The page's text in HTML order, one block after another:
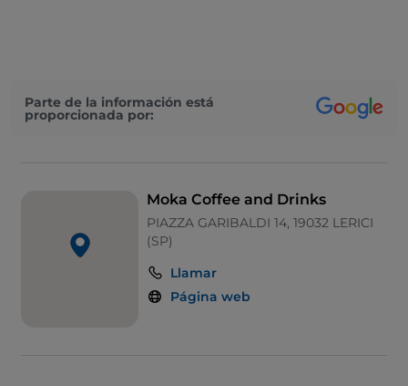
Google Pay
Parte de la información está
proporcionada por:
Moka Coffee and Drinks
PIAZZA GARIBALDI 14, 19032 LERICI
(SP)
Llamar
Página web